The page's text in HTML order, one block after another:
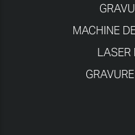
MACHINE
LASER